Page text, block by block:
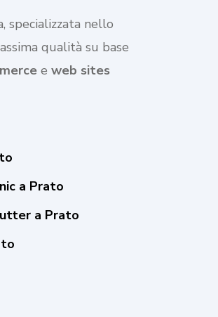
specializzata nello
qualità su base
e web sites
a Prato
a Prato